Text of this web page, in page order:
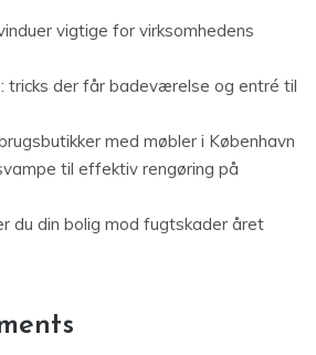
vigtige for virksomhedens
tricks der får badeværelse og entré til
med møbler i København
til effektiv rengøring på
du din bolig mod fugtskader året